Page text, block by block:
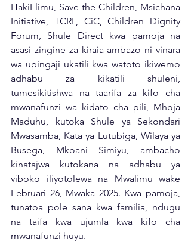
HakiElimu, Save the Children, Msichana
Initiative, TCRF, CiC, Children Dignity
Forum, Shule Direct kwa pamoja na
asasi zingine za kiraia ambazo ni vinara
wa upingaji ukatili kwa watoto ikiwemo
adhabu za kikatili shuleni,
tumesikitishwa na taarifa za kifo cha
mwanafunzi wa kidato cha pili, Mhoja
Maduhu, kutoka Shule ya Sekondari
Mwasamba, Kata ya Lutubiga, Wilaya ya
Busega, Mkoani Simiyu, ambacho
kinatajwa kutokana na adhabu ya
viboko iliyotolewa na Mwalimu wake
Februari 26, Mwaka 2025. Kwa pamoja,
tunatoa pole sana kwa familia, ndugu
na taifa kwa ujumla kwa kifo cha
mwanafunzi huyu.